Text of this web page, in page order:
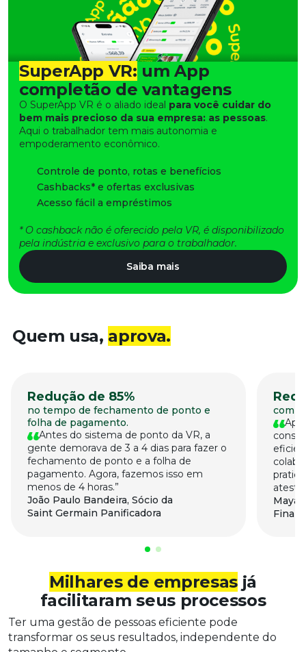
SuperApp VR: um App
completão de vantagens
O SuperApp VR é o aliado ideal para você cuidar do
bem mais precioso da sua empresa: as pessoas.
Aqui o trabalhador tem mais autonomia e
empoderamento econômico.
Controle de ponto, rotas e benefícios​
Cashbacks* e ofertas exclusivas
Acesso fácil a empréstimos
* O cashback não é oferecido pela VR, é disponibilizado
pela indústria e exclusivo para o trabalhador. ​
Saiba mais
Quem usa, aprova.
Redução de 85%
no tempo de fechamento de ponto e
folha de pagamento.​
Antes do sistema de ponto da VR, a
gente demorava de 3 a 4 dias para fazer o
fechamento de ponto e a folha de
pagamento. Agora, fazemos isso em
menos de 4 horas.
João Paulo Bandeira, Sócio da
Saint Germain Panificadora
com
Maya
Milhares de empresasjá
facilitaram seus processos
Ter uma gestão de pessoas eficiente pode
transformar os seus resultados, independente do